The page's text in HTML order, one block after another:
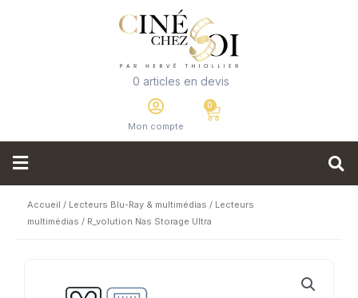
0 articles en devis
Mon compte
Accueil / Lecteurs Blu-Ray & multimédias / Lecteurs
multimédias / R_volution Nas Storage Ultra